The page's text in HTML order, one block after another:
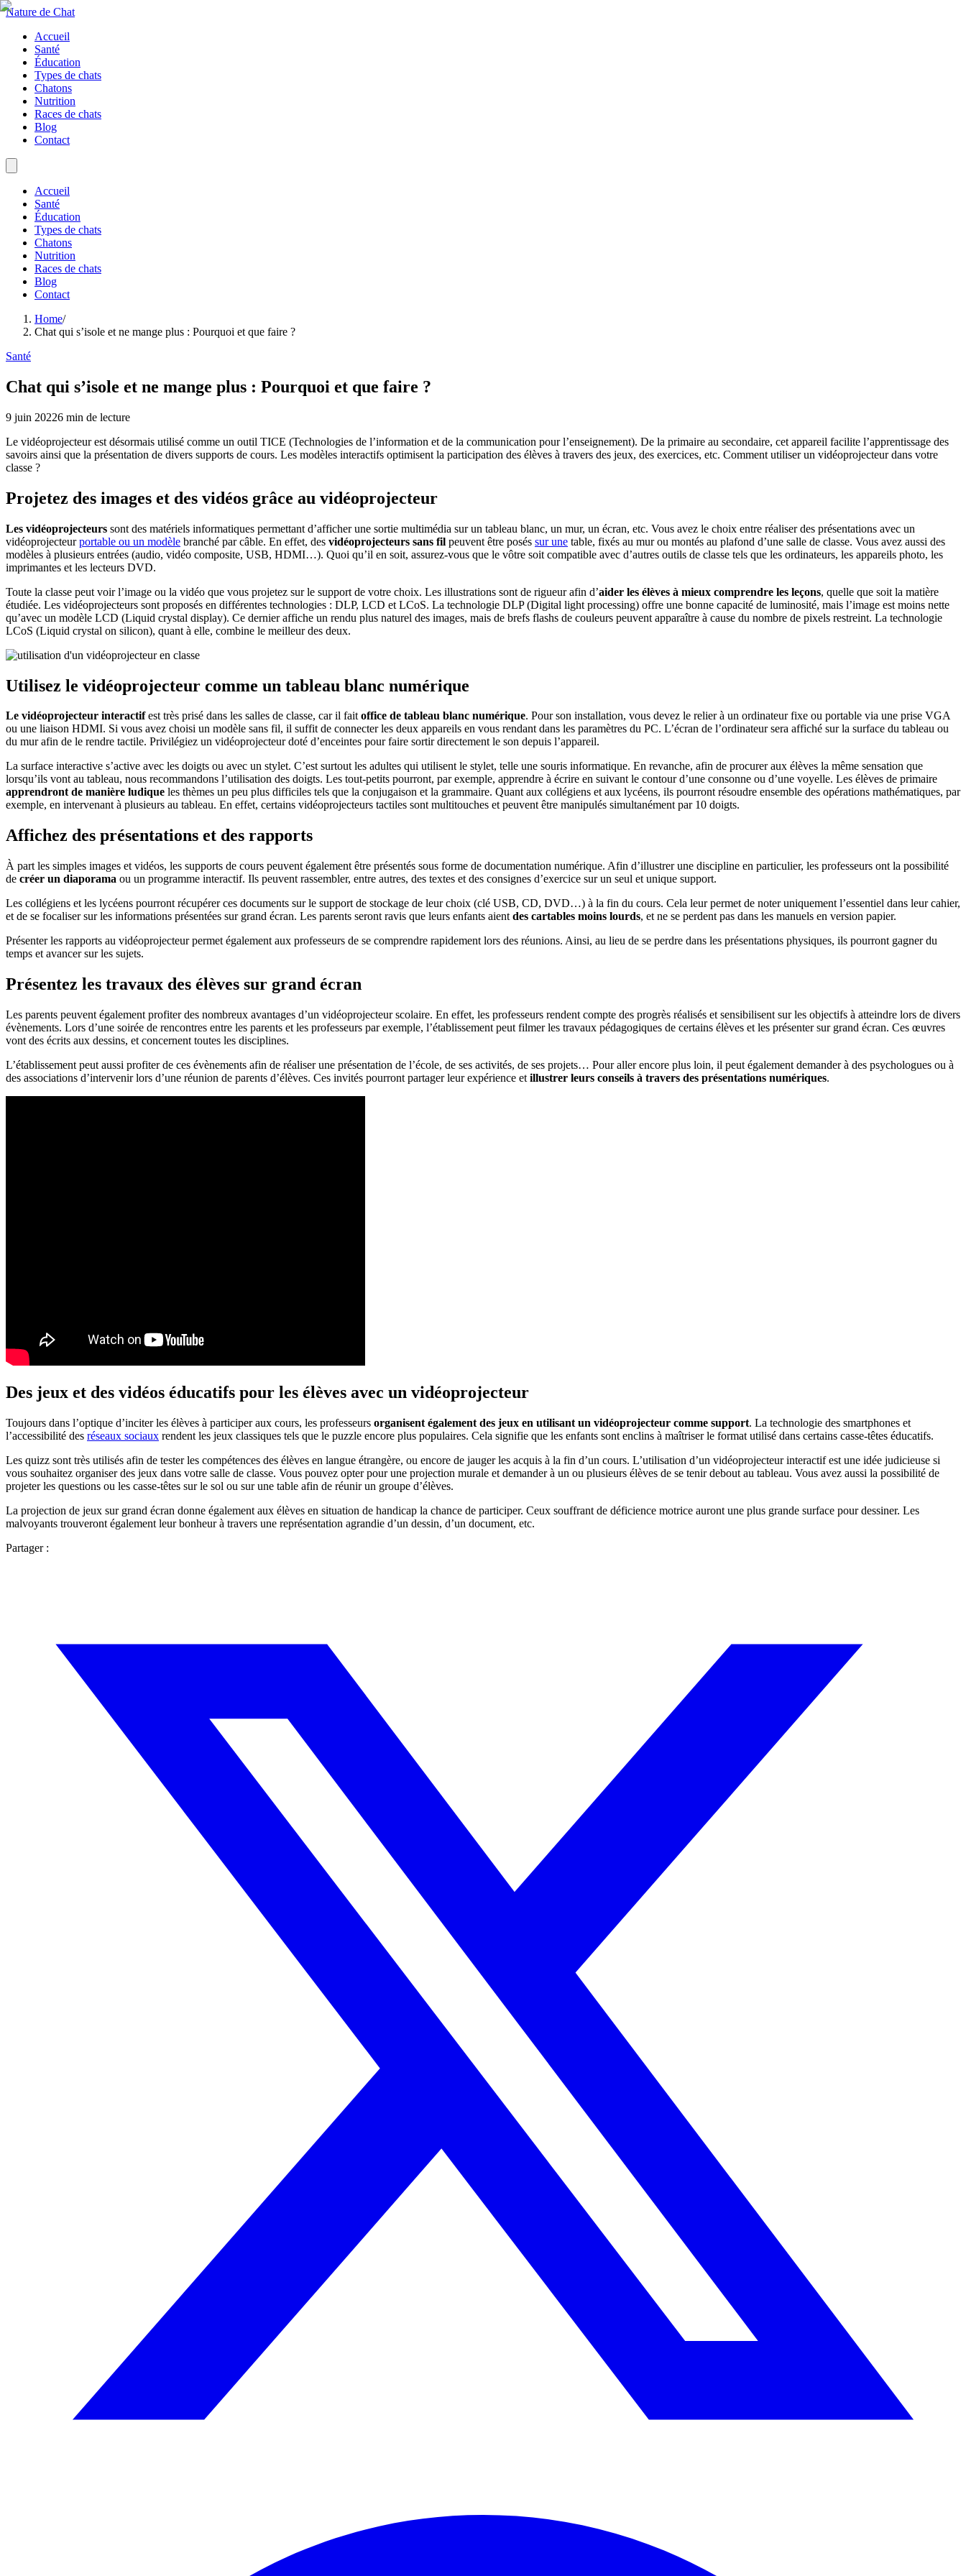
Nature de Chat
Accueil
Santé
Éducation
Types de chats
Chatons
Nutrition
Races de chats
Blog
Contact
Accueil
Santé
Éducation
Types de chats
Chatons
Nutrition
Races de chats
Blog
Contact
Home/
Chat qui s’isole et ne mange plus : Pourquoi et que faire ?
Santé
Chat qui s’isole et ne mange plus : Pourquoi et que faire ?
9 juin 20226 min de lecture
Le vidéoprojecteur est désormais utilisé comme un outil TICE (Technologies de l’information et de la communication pour l’enseignement). De la primaire au secondaire, cet appareil facilite l’apprentissage des
savoirs ainsi que la présentation de divers supports de cours. Les modèles interactifs optimisent la participation des élèves à travers des jeux, des exercices, etc. Comment utiliser un vidéoprojecteur dans votre
classe ?
Projetez des images et des vidéos grâce au vidéoprojecteur
Les vidéoprojecteurs sont des matériels informatiques permettant d’afficher une sortie multimédia sur un tableau blanc, un mur, un écran, etc. Vous avez le choix entre réaliser des présentations avec un
vidéoprojecteurportable ou un modèle branché par câble. En effet, des vidéoprojecteurs sans fil peuvent être posés sur une table, fixés au mur ou montés au plafond d’une salle de classe. Vous avez aussi des
modèles à plusieurs entrées (audio, vidéo composite, USB, HDMI…). Quoi qu’il en soit, assurez-vous que le vôtre soit compatible avec d’autres outils de classe tels que les ordinateurs, les appareils photo, les
imprimantes et les lecteurs DVD.
Toute la classe peut voir l’image ou la vidéo que vous projetez sur le support de votre choix. Les illustrations sont de rigueur afin d’aider les élèves à mieux comprendre les leçons, quelle que soit la matière
étudiée. Les vidéoprojecteurs sont proposés en différentes technologies : DLP, LCD et LCoS. La technologie DLP (Digital light processing) offre une bonne capacité de luminosité, mais l’image est moins nette
qu’avec un modèle LCD (Liquid crystal display). Ce dernier affiche un rendu plus naturel des images, mais de brefs flashs de couleurs peuvent apparaître à cause du nombre de pixels restreint. La technologie
LCoS (Liquid crystal on silicon), quant à elle, combine le meilleur des deux.
Utilisez le vidéoprojecteur comme un tableau blanc numérique
Le vidéoprojecteur interactifest très prisé dans les salles de classe, car il faitoffice de tableau blanc numérique. Pour son installation, vous devez le relier à un ordinateur fixe ou portable via une prise VGA
ou une liaison HDMI. Si vous avez choisi un modèle sans fil, il suffit de connecter les deux appareils en vous rendant dans les paramètres du PC. L’écran de l’ordinateur sera affiché sur la surface du tableau ou
du mur afin de le rendre tactile. Privilégiez un vidéoprojecteur doté d’enceintes pour faire sortir directement le son depuis l’appareil.
La surface interactive s’active avec les doigts ou avec un stylet. C’est surtout les adultes qui utilisent le stylet, telle une souris informatique. En revanche, afin de procurer aux élèves la même sensation que
lorsqu’ils vont au tableau, nous recommandons l’utilisation des doigts. Les tout-petits pourront, par exemple, apprendre à écrire en suivant le contour d’une consonne ou d’une voyelle. Les élèves de primaire
apprendront de manière ludique les thèmes un peu plus difficiles tels que la conjugaison et la grammaire. Quant aux collégiens et aux lycéens, ils pourront résoudre ensemble des opérations mathématiques, par
exemple, en intervenant à plusieurs au tableau. En effet, certains vidéoprojecteurs tactiles sont multitouches et peuvent être manipulés simultanément par 10 doigts.
Affichez des présentations et des rapports
À part les simples images et vidéos, les supports de cours peuvent également être présentés sous forme de documentation numérique. Afin d’illustrer une discipline en particulier, les professeurs ont la possibilité
de créer un diaporama ou un programme interactif. Ils peuvent rassembler, entre autres, des textes et des consignes d’exercice sur un seul et unique support.
Les collégiens et les lycéens pourront récupérer ces documents sur le support de stockage de leur choix (clé USB, CD, DVD…) à la fin du cours. Cela leur permet de noter uniquement l’essentiel dans leur cahier,
et de se focaliser sur les informations présentées sur grand écran. Les parents seront ravis que leurs enfants aient des cartables moins lourds, et ne se perdent pas dans les manuels en version papier.
Présenter les rapports au vidéoprojecteur permet également aux professeurs de se comprendre rapidement lors des réunions. Ainsi, au lieu de se perdre dans les présentations physiques, ils pourront gagner du
temps et avancer sur les sujets.
Présentez les travaux des élèves sur grand écran
Les parents peuvent également profiter des nombreux avantages d’un vidéoprojecteur scolaire. En effet, les professeurs rendent compte des progrès réalisés et sensibilisent sur les objectifs à atteindre lors de divers
évènements. Lors d’une soirée de rencontres entre les parents et les professeurs par exemple, l’établissement peut filmer les travaux pédagogiques de certains élèves et les présenter sur grand écran. Ces œuvres
vont des écrits aux dessins, et concernent toutes les disciplines.
L’établissement peut aussi profiter de ces évènements afin de réaliser une présentation de l’école, de ses activités, de ses projets… Pour aller encore plus loin, il peut également demander à des psychologues ou à
des associations d’intervenir lors d’une réunion de parents d’élèves. Ces invités pourront partager leur expérience et illustrer leurs conseils à travers des présentations numériques.
Des jeux et des vidéos éducatifs pour les élèves avec un vidéoprojecteur
Toujours dans l’optique d’inciter les élèves à participer aux cours, les professeurs organisent également des jeux en utilisant un vidéoprojecteur comme support. La technologie des smartphones et
l’accessibilité des réseaux sociaux rendent les jeux classiques tels que le puzzle encore plus populaires. Cela signifie que les enfants sont enclins à maîtriser le format utilisé dans certains casse-têtes éducatifs.
Les quizz sont très utilisés afin de tester les compétences des élèves en langue étrangère, ou encore de jauger les acquis à la fin d’un cours. L’utilisation d’un vidéoprojecteur interactif est une idée judicieuse si
vous souhaitez organiser des jeux dans votre salle de classe. Vous pouvez opter pour une projection murale et demander à un ou plusieurs élèves de se tenir debout au tableau. Vous avez aussi la possibilité de
projeter les questions ou les casse-têtes sur le sol ou sur une table afin de réunir un groupe d’élèves.
La projection de jeux sur grand écran donne également aux élèves en situation de handicap la chance de participer. Ceux souffrant de déficience motrice auront une plus grande surface pour dessiner. Les
malvoyants trouveront également leur bonheur à travers une représentation agrandie d’un dessin, d’un document, etc.
Partager :